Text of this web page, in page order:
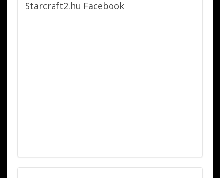
Starcraft2.hu Facebook